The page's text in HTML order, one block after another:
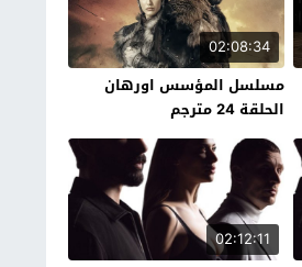
02:08:34
مسلسل المؤسس اورهان
الحلقة 24 مترجم
02:12:11